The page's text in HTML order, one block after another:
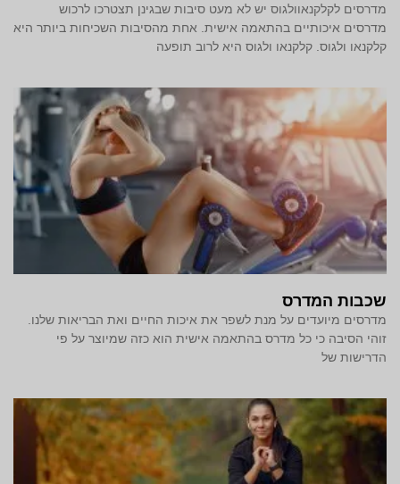
מדרסים לקלקנאוולגוס יש לא מעט סיבות שבגינן תצטרכו לרכוש
מדרסים איכותיים בהתאמה אישית. אחת מהסיבות השכיחות ביותר היא
קלקנאו ולגוס. קלקנאו ולגוס היא לרוב תופעה
שכבות המדרס
מדרסים מיועדים על מנת לשפר את איכות החיים ואת הבריאות שלנו.
זוהי הסיבה כי כל מדרס בהתאמה אישית הוא כזה שמיוצר על פי
הדרישות של